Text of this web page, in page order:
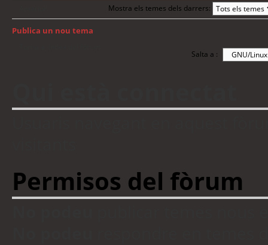
Mostra els temes dels darrers:
Publica un nou tema
Salta a :
Permisos del fòrum